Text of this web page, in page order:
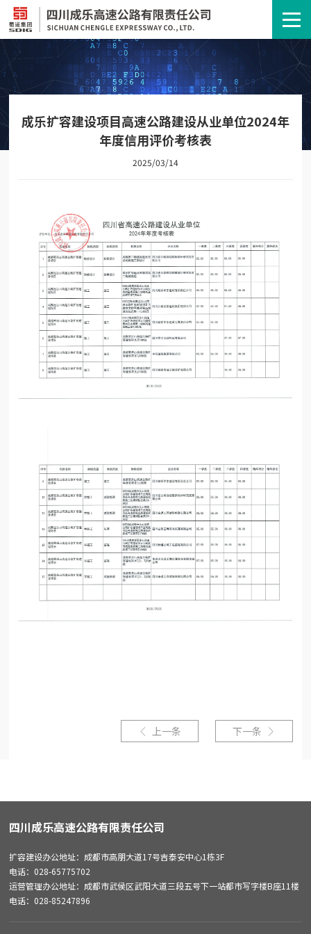
成乐扩容建设项目高速公路建设从业单位2024年
年度信用评价考核表
2025/03/14
下一条 
 上一条
四川成乐高速公路有限责任公司
扩容建设办公地址：成都市高朋大道17号吉泰安中心1栋3F
电话：028-65775702
运营管理办公地址：成都市武侯区武阳大道三段五号下一站都市写字楼B座11楼
电话：028-85247896